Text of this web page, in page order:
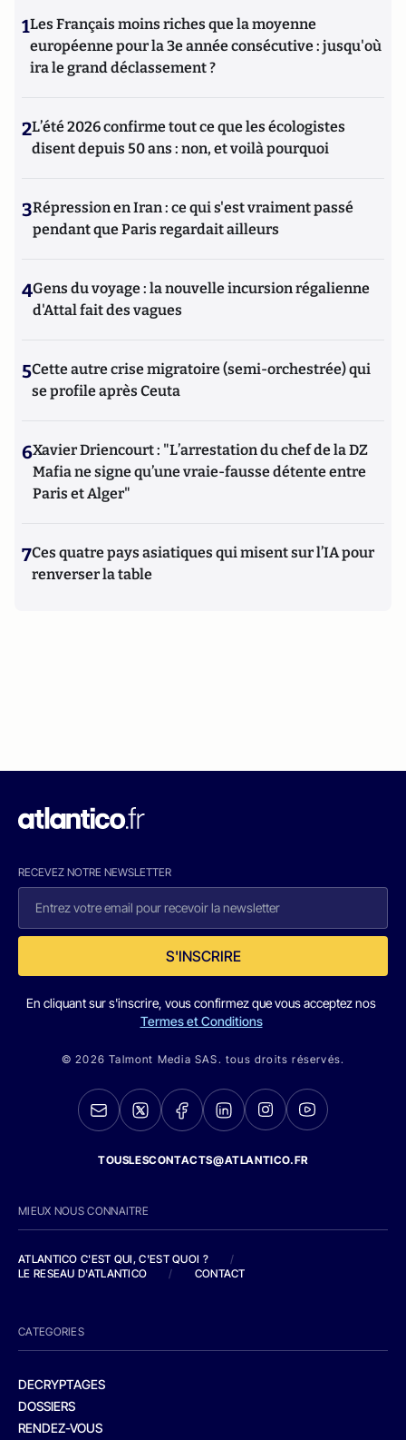
1Les Français moins riches que la moyenne
européenne pour la 3e année consécutive : jusqu'où
ira le grand déclassement ?
2L’été 2026 confirme tout ce que les écologistes
disent depuis 50 ans : non, et voilà pourquoi
3Répression en Iran : ce qui s'est vraiment passé
pendant que Paris regardait ailleurs
4Gens du voyage : la nouvelle incursion régalienne
d'Attal fait des vagues
5Cette autre crise migratoire (semi-orchestrée) qui
se profile après Ceuta
6Xavier Driencourt : "L’arrestation du chef de la DZ
Mafia ne signe qu’une vraie-fausse détente entre
Paris et Alger"
7Ces quatre pays asiatiques qui misent sur l’IA pour
renverser la table
RECEVEZ NOTRE NEWSLETTER
S'INSCRIRE
En cliquant sur s'inscrire, vous confirmez que vous acceptez nos
Termes et Conditions
© 2026 Talmont Media SAS. tous droits réservés.
TOUSLESCONTACTS@ATLANTICO.FR
MIEUX NOUS CONNAITRE
ATLANTICO C'EST QUI, C'EST QUOI ?
/
LE RESEAU D'ATLANTICO
/ CONTACT
CATEGORIES
DECRYPTAGES
DOSSIERS
RENDEZ-VOUS